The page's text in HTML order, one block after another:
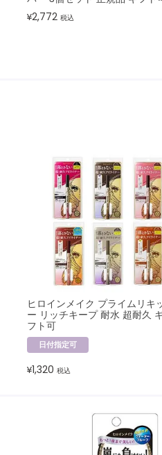
¥2,772 税込
ヒロインメイク プライムリキ
ー リッチキープ 耐水 超耐久
フト可
日付指定可
¥1,320 税込